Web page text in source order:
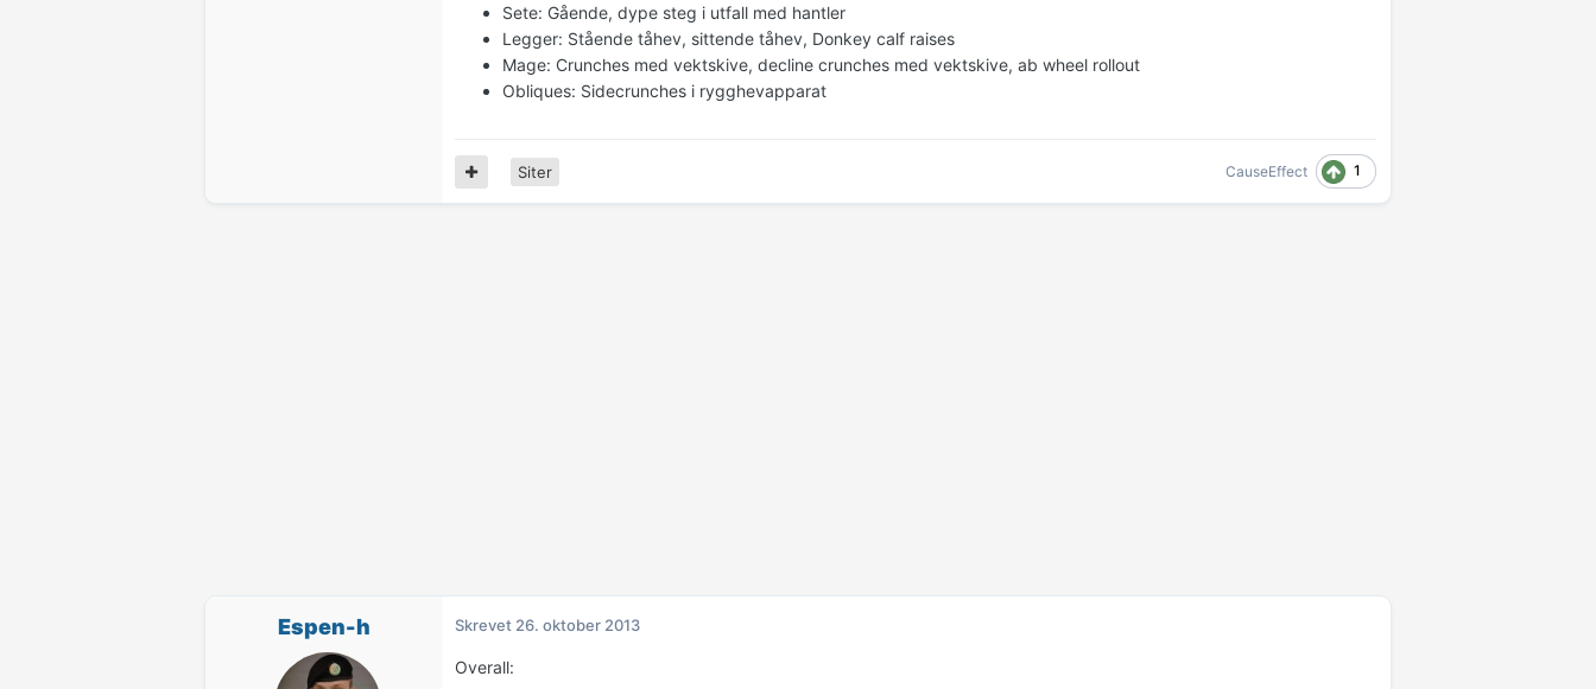
Sete: Gående, dype steg i utfall med hantler
Legger: Stående tåhev, sittende tåhev, Donkey calf raises
Mage: Crunches med vektskive, decline crunches med vektskive, ab wheel rollout
Obliques: Sidecrunches i rygghevapparat
CauseEffect 1
Siter
Espen-h Skrevet 26. oktober 2013
Overall: